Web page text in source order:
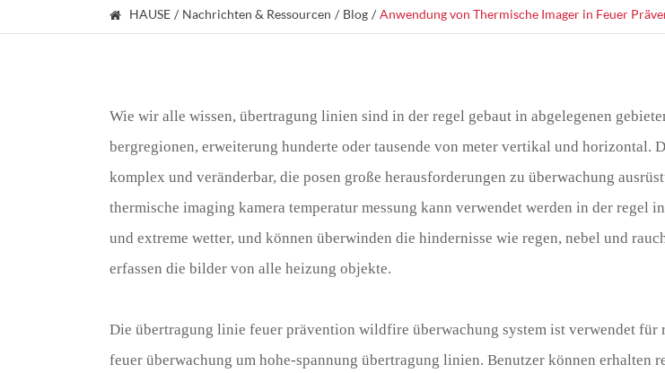
HAUSE Nachrichten & Ressourcen Blog Anwendung von Thermische Imager in Feuer
Wie wir alle wissen, übertragung linien sind in der regel gebaut in abgelegenen
bergregionen, erweiterung hunderte oder tausende von meter vertikal und horizontal.
komplex und veränderbar, die posen große herausforderungen zu überwachung
thermische imaging kamera temperatur messung kann verwendet werden in der regel
und extreme wetter, und können überwinden die hindernisse wie regen, nebel und
erfassen die bilder von alle heizung objekte.
Die übertragung linie feuer prävention wildfire überwachung system ist verwendet für
feuer überwachung um hohe-spannung übertragung linien. Benutzer können erhalten